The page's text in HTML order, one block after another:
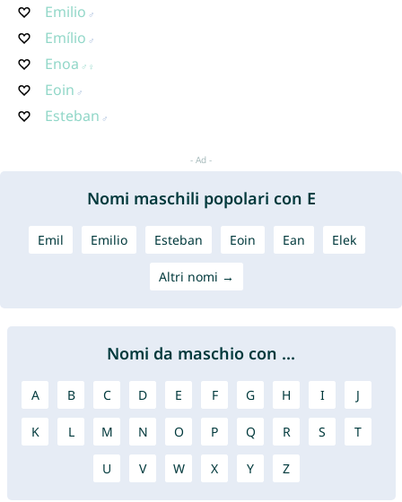
Emilio
Emílio
Enoa
Eoin
Esteban
Nomi maschili popolari con E
Emil Emilio Esteban Eoin Ean Elek
Altri nomi →
Nomi da maschio con ...
A B C D E F G H I J
K L M N O P Q R S T
U V W X Y Z